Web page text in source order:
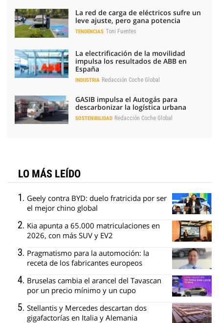
La red de carga de eléctricos sufre un
leve ajuste, pero gana potencia
TENDENCIAS Toni Fuentes
La electrificación de la movilidad
impulsa los resultados de ABB en
España
INDUSTRIA Redacción Coche Global
GASIB impulsa el Autogás para
descarbonizar la logística urbana
SOSTENIBILIDAD Redacción Coche Global
LO MÁS LEÍDO
Geely contra BYD: duelo fratricida por ser
el mejor chino global
Kia apunta a 65.000 matriculaciones en
2026, con más SUV y EV2
Pragmatismo para la automoción: la
receta de los fabricantes europeos
Bruselas cambia el arancel del Tavascan
por un precio mínimo y un cupo
Stellantis y Mercedes descartan dos
gigafactorías en Italia y Alemania